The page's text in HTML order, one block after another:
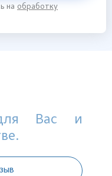
на обработку
Вас и